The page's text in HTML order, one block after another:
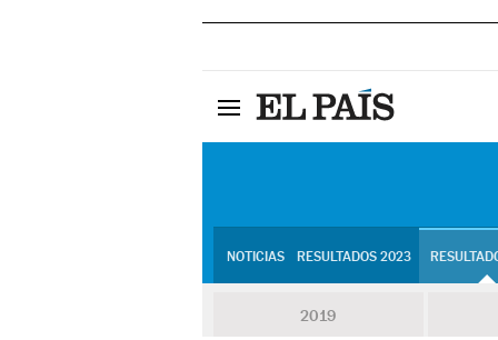
NOTICIAS RESULTADOS 2023
2019